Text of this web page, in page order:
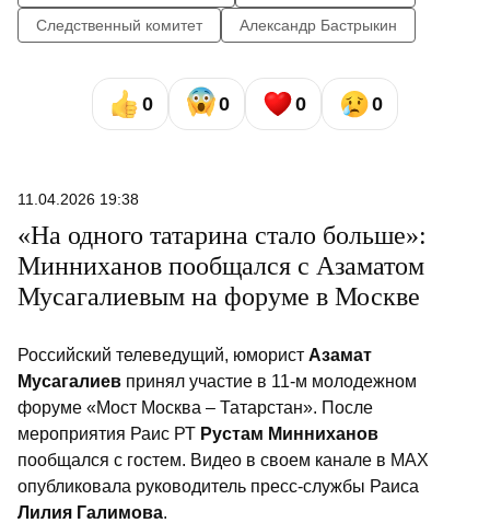
Следственный комитет
Александр Бастрыкин
0 0 0 0
11.04.2026 19:38
«На одного татарина стало больше»:
Минниханов пообщался с Азаматом
Мусагалиевым на форуме в Москве
Российский телеведущий, юморист Азамат
Мусагалиев принял участие в 11-м молодежном
форуме «Мост Москва – Татарстан». После
мероприятия Раис РТ Рустам Минниханов
пообщался с гостем. Видео в своем канале в МАХ
опубликовала руководитель пресс-службы Раиса
Лилия Галимова.